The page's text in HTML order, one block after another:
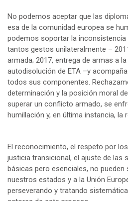
No podemos aceptar que las
esa de la comunidad europea se
podemos soportar la
tantos gestos unilateralmente –
armada; 2017, entrega de armas a
autodisolución de ETA –y
todos sus componentes.
determinación y la posición moral
superar un conflicto armado, se
humillación y, en última instancia, la
El reconocimiento, el respeto por
justicia transicional, el ajuste de las
básicas pero esenciales, no pueden
nuestros estados y a la Unión
perseverando y tratando